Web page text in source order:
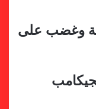
وغضب على